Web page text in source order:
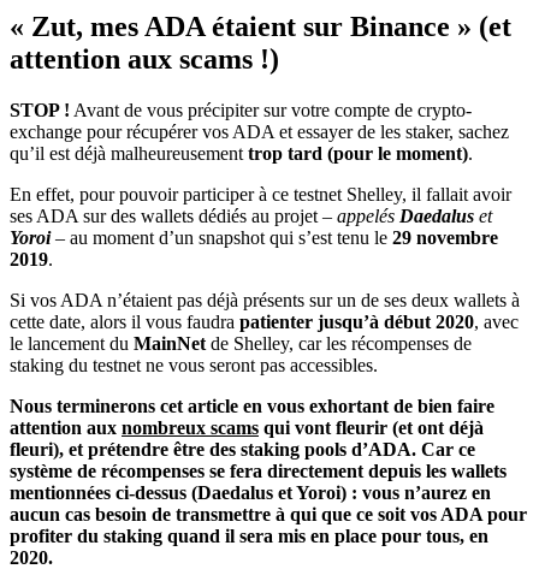
« Zut, mes ADA étaient sur Binance » (et
attention aux scams !)
STOP ! Avant de vous précipiter sur votre compte de crypto-
exchange pour récupérer vos ADA et essayer de les staker, sachez
qu’il est déjà malheureusement trop tard (pour le moment).
En effet, pour pouvoir participer à ce testnet Shelley, il fallait avoir
ses ADA sur des wallets dédiés au projet – appelés Daedalus et
Yoroi– au moment d’un snapshot qui s’est tenu le 29 novembre
2019.
Si vos ADA n’étaient pas déjà présents sur un de ses deux wallets à
cette date, alors il vous faudra patienter jusqu’à début 2020, avec
le lancement du MainNet de Shelley, car les récompenses de
staking du testnet ne vous seront pas accessibles.
Nous terminerons cet article en vous exhortant de bien faire
attention aux nombreux scams qui vont fleurir (et ont déjà
fleuri), et prétendre être des staking pools d’ADA. Car ce
système de récompenses se fera directement depuis les wallets
mentionnées ci-dessus (Daedalus et Yoroi) : vous n’aurez en
aucun cas besoin de transmettre à qui que ce soit vos ADA pour
profiter du staking quand il sera mis en place pour tous, en
2020.